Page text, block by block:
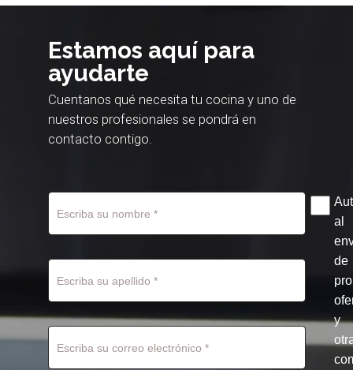
Estamos aquí para
ayudarte
Cuentanos qué necesita tu cocina y uno de
nuestros profesionales se pondrá en
contacto contigo.
al
de
y